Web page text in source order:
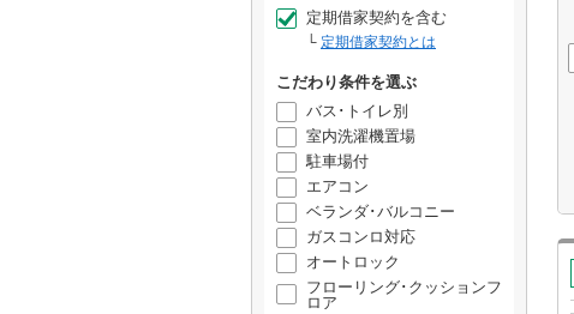
定期借家契約を含む
定期借家契約とは
こだわり条件を選ぶ
バス･トイレ別
室内洗濯機置場
駐車場付
エアコン
ベランダ･バルコニー
ガスコンロ対応
オートロック
フローリング･クッションフ
ロア